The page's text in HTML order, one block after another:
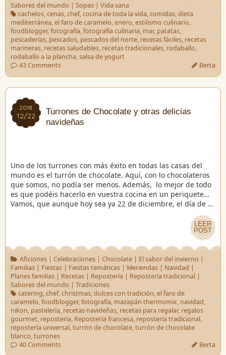
Sabores del mundo | Sopas | Vida sana
cachelos,cenas,chef,cocina de toda la vida,comidas,dieta
mediterránea,el faro de caramelo,enero,estilismo culinario,
foodblogger,fotografía,fotografía culinaria, mar, patatas,
pescaderías, pescados, pescados del norte, recetas fáciles, recetas
marineras, recetas saludables, recetas tradicionales, rodaballo,
rodaballo a la plancha,salsa de yogurt
43 Comments
Berta
2018
12/22
2018
12/22
Turrones de Chocolate y otras delicias
navideñas
Uno de los turrones con más éxito en todas las casas del
mundo es el turrón de chocolate. Aquí, con lo chocolateros
que somos, no podía ser menos. Además, lo mejor de todo
es que podéis hacerlo en vuestra cocina en un periquete…
Vamos, que aunque hoy sea ya 22 de diciembre, el día de …
LEER
POST
LEER
POST
Aficiones| Celebraciones| Chocolate| El sabor del invierno |
Familias | Fiestas | Fiestas temáticas | Meriendas | Navidad |
Planes familias | Recetas | Repostería | Repostería tradicional |
Sabores del mundo | Tradiciones
catering,chef,christmas,dulces con tradición,el faro de
caramelo,foodblogger,fotografía, mazapán thermomix, navidad,
nikon, pastelería, recetas navideñas, recetas para regalar, regalos
gourmet, repostería, Repostería francesa, repostería tradicional,
repostería universal,turrón de chocolate,turrón de chocolate
blanco,turrones
40 Comments
Berta